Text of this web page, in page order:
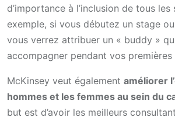
d’importance à l’inclusion de tous les
exemple, si vous débutez un stage
vous verrez attribuer un « buddy »
accompagner pendant vos premières
McKinsey veut également améliorer
hommes et les femmes au sein du
but est d’avoir les meilleurs